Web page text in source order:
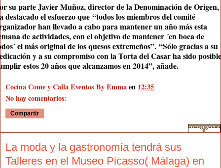
su parte Javier Muñoz, director de la Denominación de Origen,
destacado el esfuerzo que “todos los miembros del comité
han llevado a cabo para mantener un año más esta
de actividades, con el objetivo de mantener ´en boca de
el más original de los quesos extremeños”. “Sólo gracias a su
y a su compromiso con la Torta del Casar ha sido posible
estos 20 años que alcanzamos en 2014”, añade.
Cocina Come y Calla Eventos By Emmaen12:35
No hay comentarios:
Compartir
9/28/2014
La moda y la gastronomía tendrá sus
Talleres en el Museo Picasso( Málaga) en